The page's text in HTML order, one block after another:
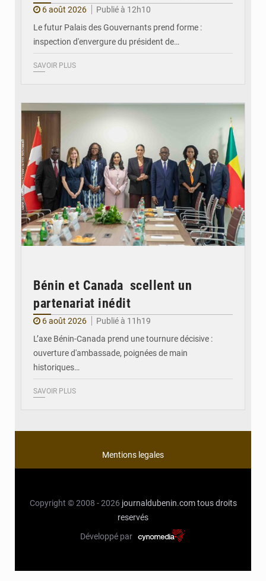
6 août 2026
Publié à 12h10
Le futur Palais des Gouvernants prend forme :
inspection d'envergure du président de…
SAVOIR PLUS
Bénin et Canada scellent un
partenariat inédit
6 août 2026
Publié à 11h19
L’axe Bénin-Canada prend une tournure décisive :
ouverture d'ambassade, poignées de main
historiques…
SAVOIR PLUS
Mentions legales
Copyright © 2008 - 2026 journaldubenin.com tous droits
reservés
Développé par